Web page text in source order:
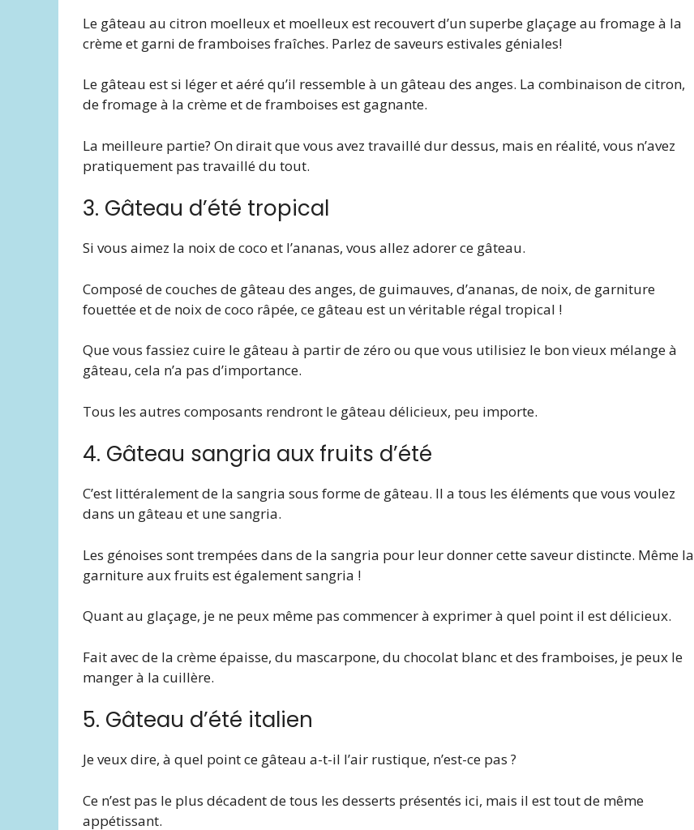
Le gâteau au citron moelleux et moelleux est recouvert d’un superbe glaçage au fromage à la
crème et garni de framboises fraîches. Parlez de saveurs estivales géniales!
Le gâteau est si léger et aéré qu’il ressemble à un gâteau des anges. La combinaison de citron,
de fromage à la crème et de framboises est gagnante.
La meilleure partie? On dirait que vous avez travaillé dur dessus, mais en réalité, vous n’avez
pratiquement pas travaillé du tout.
3. Gâteau d’été tropical
Si vous aimez la noix de coco et l’ananas, vous allez adorer ce gâteau.
Composé de couches de gâteau des anges, de guimauves, d’ananas, de noix, de garniture
fouettée et de noix de coco râpée, ce gâteau est un véritable régal tropical !
Que vous fassiez cuire le gâteau à partir de zéro ou que vous utilisiez le bon vieux mélange à
gâteau, cela n’a pas d’importance.
Tous les autres composants rendront le gâteau délicieux, peu importe.
4. Gâteau sangria aux fruits d’été
C’est littéralement de la sangria sous forme de gâteau. Il a tous les éléments que vous voulez
dans un gâteau et une sangria.
Les génoises sont trempées dans de la sangria pour leur donner cette saveur distincte. Même la
garniture aux fruits est également sangria !
Quant au glaçage, je ne peux même pas commencer à exprimer à quel point il est délicieux.
Fait avec de la crème épaisse, du mascarpone, du chocolat blanc et des framboises, je peux le
manger à la cuillère.
5. Gâteau d’été italien
Je veux dire, à quel point ce gâteau a-t-il l’air rustique, n’est-ce pas ?
Ce n’est pas le plus décadent de tous les desserts présentés ici, mais il est tout de même
appétissant.